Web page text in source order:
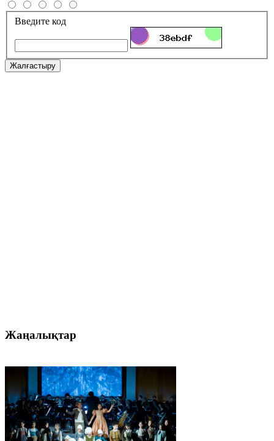
Введите код
Жалғастыру
Жаңалықтар